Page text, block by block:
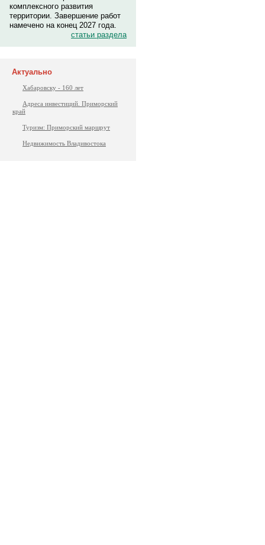
комплексного развития
территории. Завершение работ
намечено на конец 2027 года.
статьи раздела
Актуально
Хабаровску - 160 лет
Адреса инвестиций. Приморский
край
Туризм: Приморский маршрут
Недвижимость Владивостока